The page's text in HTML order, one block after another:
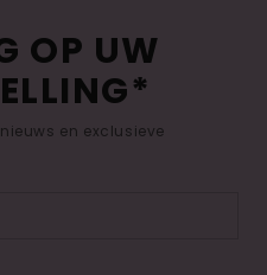
OP UW
en exclusieve